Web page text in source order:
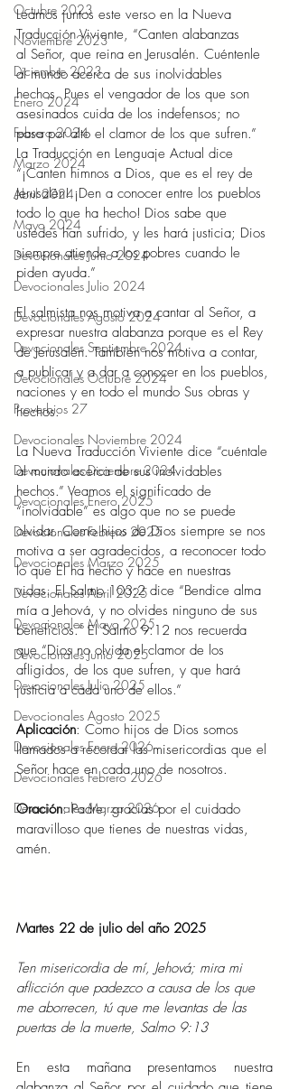
Octubre 2023
Noviembre 2023
Diciembre 2023
Enero 2024
Febrero 2024
Marzo 2024
Abril 2024
Mayo 2024
Devocionales Junio 2024
Devocionales Julio 2024
Devocionales Agosto 2024
Devocionales Septiembre 2024
Devocionales Octubre 2024
Proverbios 27
Devocionales Noviembre 2024
Devocionales Diciembre 2024
Devocionales Enero 2025
Devocionales Febrero 2025
Devocionales Marzo 2025
Devocionales Abril 2025
Devocionales Mayo 2025
Devocionales Junio 2025
Devocionales Julio 2025
Devocionales Agosto 2025
Devocionales Enero 2026
Devocionales Febrero 2026
Devocionales Marzo 2026
Leamos juntos este verso en la Nueva
Traducción Viviente, “Canten alabanzas
al Señor, que reina en Jerusalén. Cuéntenle
al mundo acerca de sus inolvidables
hechos. Pues el vengador de los que son
asesinados cuida de los indefensos; no
pasa por alto el clamor de los que sufren.”
La Traducción en Lenguaje Actual dice
“¡Canten himnos a Dios, que es el rey de
Jerusalén! ¡Den a conocer entre los pueblos
todo lo que ha hecho! Dios sabe que
ustedes han sufrido, y les hará justicia; Dios
siempre atiende a los pobres cuando le
piden ayuda.”
El salmista nos motiva a cantar al Señor, a
expresar nuestra alabanza porque es el Rey
de Jerusalén. También nos motiva a contar,
a publicar y a dar a conocer en los pueblos,
naciones y en todo el mundo Sus obras y
hechos.
La Nueva Traducción Viviente dice “cuéntale
al mundo acerca de sus inolvidables
hechos.” Veamos el significado de
“inolvidable” es algo que no se puede
olvidar. Como hijos de Dios siempre se nos
motiva a ser agradecidos, a reconocer todo
lo que Él ha hecho y hace en nuestras
vidas. El Salmo 103:2 dice “Bendice alma
mía a Jehová, y no olvides ninguno de sus
beneficios.” El Salmo 9:12 nos recuerda
que “Dios no olvida el clamor de los
afligidos, de los que sufren, y que hará
justicia a cada uno de ellos.”
Aplicación: Como hijos de Dios somos
llamados a recordar las misericordias que el
Señor hace en cada uno de nosotros.
Oración: Padre, gracias por el cuidado
maravilloso que tienes de nuestras vidas,
amén.
Martes 22 de julio del año 2025
Ten misericordia de mí, Jehová; mira mi
aflicción que padezco a causa de los que
me aborrecen, tú que me levantas de las
puertas de la muerte, Salmo 9:13
En esta mañana presentamos nuestra